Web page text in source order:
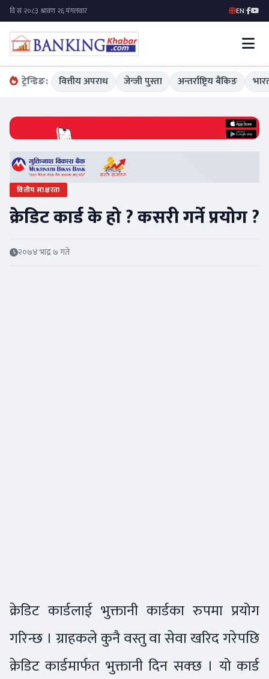
EN|
ट्रेन्डिङ: वित्तीय अपराध जेन्जी पुस्ता अन्तर्राष्ट्रिय बैंकिङ
वित्तीय साक्षरता
क्रेडिट कार्ड के हो ? कसरी गर्ने प्रयोग ?
२०७४ भाद्र ७ गते
क्रेडिट कार्डलाई भुक्तानी कार्डका रुपमा प्रयोग
गरिन्छ । ग्राहकले कुनै वस्तु वा सेवा खरिद गरेपछि
क्रेडिट कार्डमार्फत भुक्तानी दिन सक्छ । यो कार्ड